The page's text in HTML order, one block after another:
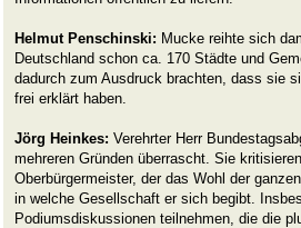
Helmut Penschinski: Mucke reihte sich
Deutschland schon ca. 170 Städte und
dadurch zum Ausdruck brachten, dass sie
frei erklärt haben.
Jörg Heinkes: Verehrter Herr
mehreren Gründen überrascht. Sie
Oberbürgermeister, der das Wohl der
in welche Gesellschaft er sich begibt.
Podiumsdiskussionen teilnehmen, die die